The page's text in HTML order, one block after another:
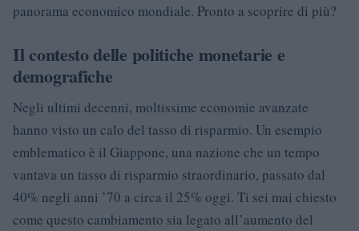
panorama economico mondiale. Pronto a scoprire di più?
Il contesto delle politiche monetarie e
demografiche
Negli ultimi decenni, moltissime economie avanzate
hanno visto un calo del tasso di risparmio. Un esempio
emblematico è il Giappone, una nazione che un tempo
vantava un tasso di risparmio straordinario, passato dal
40% negli anni ’70 a circa il 25% oggi. Ti sei mai chiesto
come questo cambiamento sia legato all’aumento del